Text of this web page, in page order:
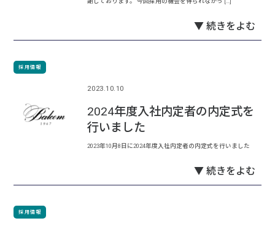
▼ 続きをよむ
2023.10.10
2024年度入社内定者の内定式を
行いました
2023年10月8日に2024年度入社内定者の内定式を行いました
採用情報
▼ 続きをよむ
採用情報